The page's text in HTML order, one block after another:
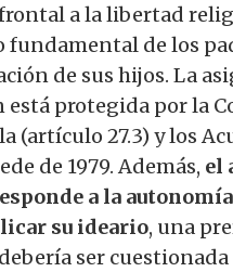
a la libertad
fundamental de los
de sus hijos. La
está protegida por la
(artículo 27.3) y los
de 1979. Además, el
a la
su ideario, una
ser